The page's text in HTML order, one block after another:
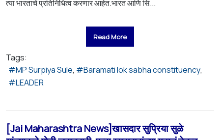
त्या भारताचे प्रतिनिधित्व करणार आहेत.भारत आणि सिं...
Read More
Tags:
MP Surpiya Sule
Baramati lok sabha constituency
LEADER
[Jai Maharashtra News]खासदार सुप्रिया सुळे